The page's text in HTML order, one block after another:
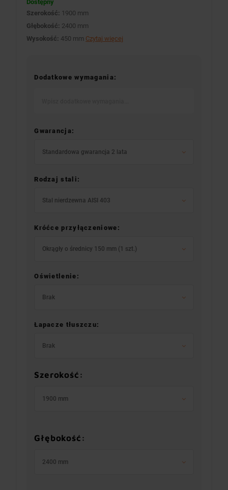
Dostępny
Szerokość: 1900 mm
Głębokość: 2400 mm
Wysokość: 450 mm Czytaj więcej
Dodatkowe wymagania:
Gwarancja:
Standardowa gwarancja 2 lata
Rodzaj stali:
Stal nierdzewna AISI 403
Króćce przyłączeniowe:
Okrągły o średnicy 150 mm (1 szt.)
Oświetlenie:
Brak
Łapacze tłuszczu:
Brak
Szerokość:
1900 mm
Głębokość:
2400 mm